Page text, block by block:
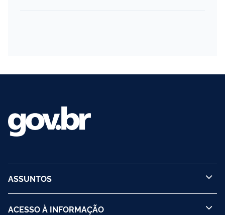
ASSUNTOS
ACESSO À INFORMAÇÃO